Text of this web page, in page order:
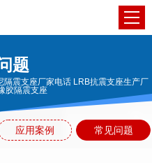
题
隔震支座厂家电话 LRB抗震支座生产厂
胶隔震支座
应用案例 常见问题